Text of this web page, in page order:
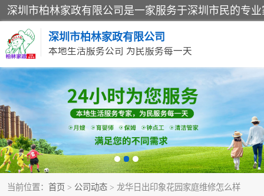
深圳市柏林家政有限公司
本地生活服务公司 为民服务每一天
当前位置： 首页 > 公司动态 > 龙华日出印象花园家庭维修怎么样
家居保洁
家庭保姆